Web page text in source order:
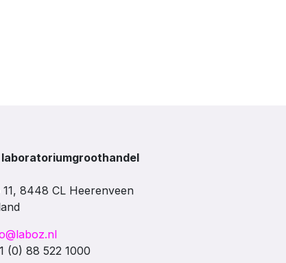
laboratoriumgroothandel
8448 CL Heerenveen
(0) 88 522 1000